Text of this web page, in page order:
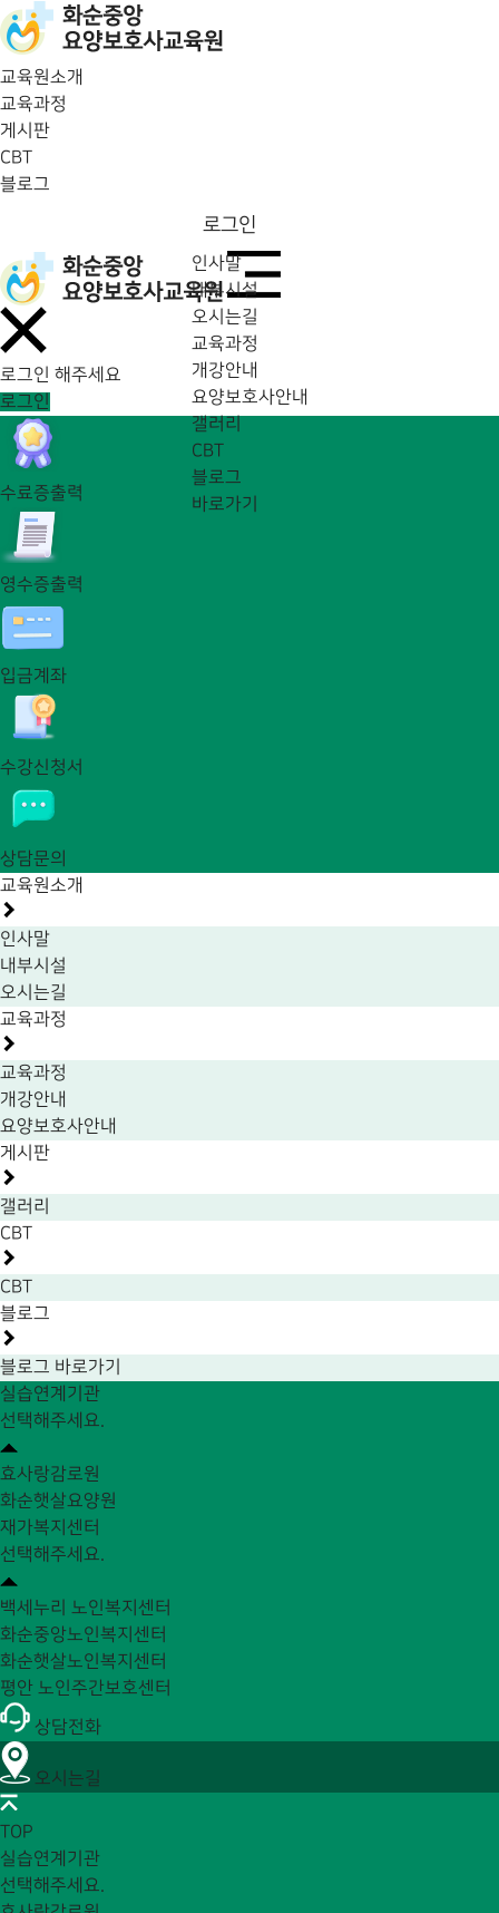
교육원소개
교육과정
게시판
CBT
블로그
로그인
인사말
내부시설
오시는길
교육과정
개강안내
요양보호사안내
갤러리
CBT
블로그
바로가기
로그인 해주세요
로그인
수료증출력
영수증출력
입금계좌
수강신청서
상담문의
교육원소개
인사말
내부시설
오시는길
교육과정
교육과정
개강안내
요양보호사안내
게시판
갤러리
CBT
CBT
블로그
블로그 바로가기
실습연계기관
선택해주세요.
효사랑감로원
화순햇살요양원
재가복지센터
선택해주세요.
백세누리 노인복지센터
화순중앙노인복지센터
화순햇살노인복지센터
평안 노인주간보호센터
상담전화
오시는길
TOP
실습연계기관
선택해주세요.